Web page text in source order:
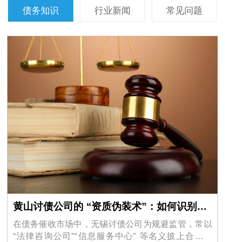
债务知识 行业新闻 常见问题
黄山讨债公司的 “资质伪装术”：如何识别虚假的 “法律咨询” 外衣？
在债务催收市场中，无锡讨债公司为规避监管，常以
“法律咨询公司”“信息服务中心” 等名义披上合法外